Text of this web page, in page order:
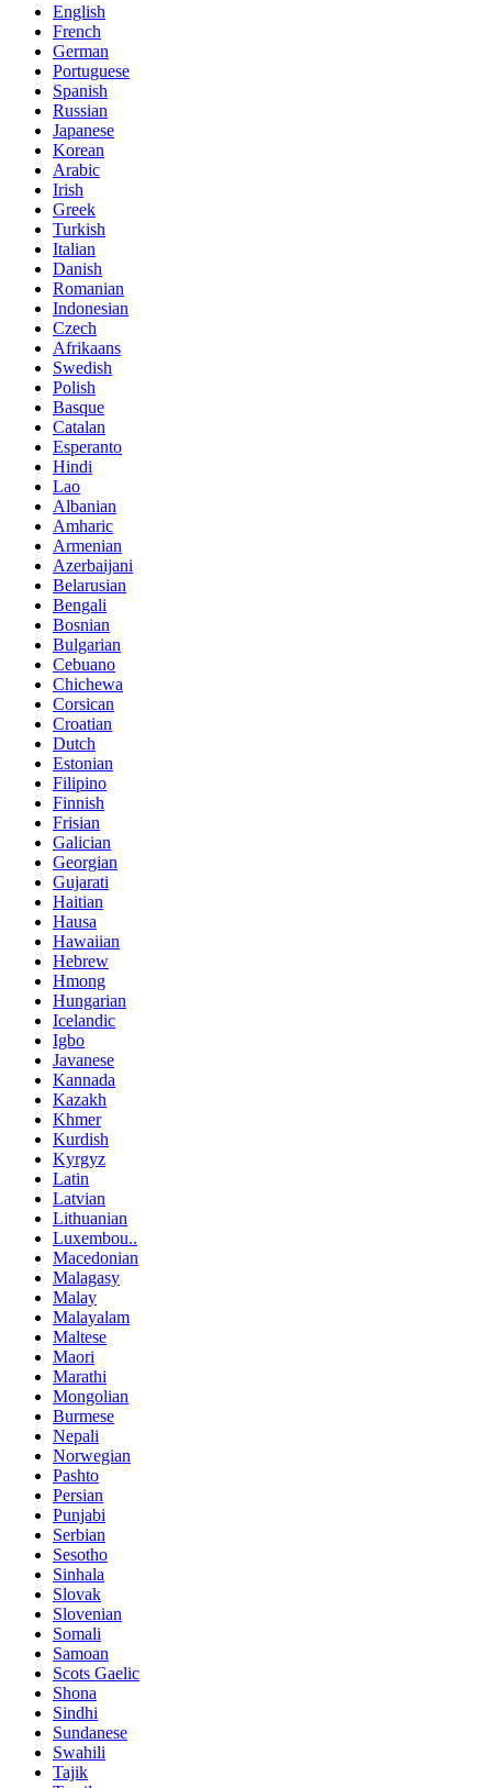
English
French
German
Portuguese
Spanish
Russian
Japanese
Korean
Arabic
Irish
Greek
Turkish
Italian
Danish
Romanian
Indonesian
Czech
Afrikaans
Swedish
Polish
Basque
Catalan
Esperanto
Hindi
Lao
Albanian
Amharic
Armenian
Azerbaijani
Belarusian
Bengali
Bosnian
Bulgarian
Cebuano
Chichewa
Corsican
Croatian
Dutch
Estonian
Filipino
Finnish
Frisian
Galician
Georgian
Gujarati
Haitian
Hausa
Hawaiian
Hebrew
Hmong
Hungarian
Icelandic
Igbo
Javanese
Kannada
Kazakh
Khmer
Kurdish
Kyrgyz
Latin
Latvian
Lithuanian
Luxembou..
Macedonian
Malagasy
Malay
Malayalam
Maltese
Maori
Marathi
Mongolian
Burmese
Nepali
Norwegian
Pashto
Persian
Punjabi
Serbian
Sesotho
Sinhala
Slovak
Slovenian
Somali
Samoan
Scots Gaelic
Shona
Sindhi
Sundanese
Swahili
Tajik